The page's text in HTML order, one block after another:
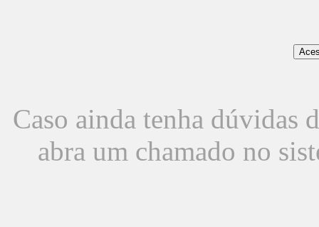
Caso ainda tenha dúvidas
abra um chamado no